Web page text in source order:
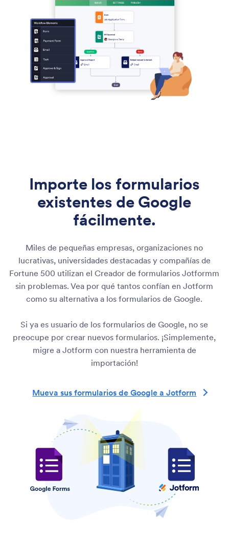
Importe los formularios
existentes de Google
fácilmente.
Miles de pequeñas empresas, organizaciones no
lucrativas, universidades destacadas y compañías de
Fortune 500 utilizan el Creador de formularios Jotformm
sin problemas. Vea por qué tantos confían en Jotform
como su alternativa a los formularios de Google.
Si ya es usuario de los formularios de Google, no se
preocupe por crear nuevos formularios. ¡Simplemente,
migre a Jotform con nuestra herramienta de
importación!
Mueva sus formularios de Google a Jotform